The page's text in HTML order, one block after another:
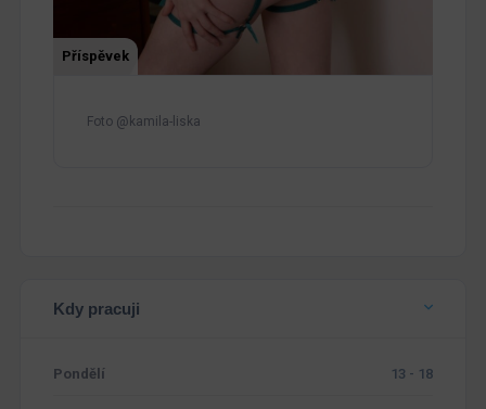
Příspěvek
Foto @kamila-liska
Kdy pracuji
Pondělí 13 - 18